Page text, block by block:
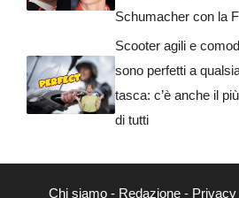
Schumacher con la
Scooter agili e
sono perfetti a
tasca: c’è anche il
di tutti
Chi siamo- Redazione-